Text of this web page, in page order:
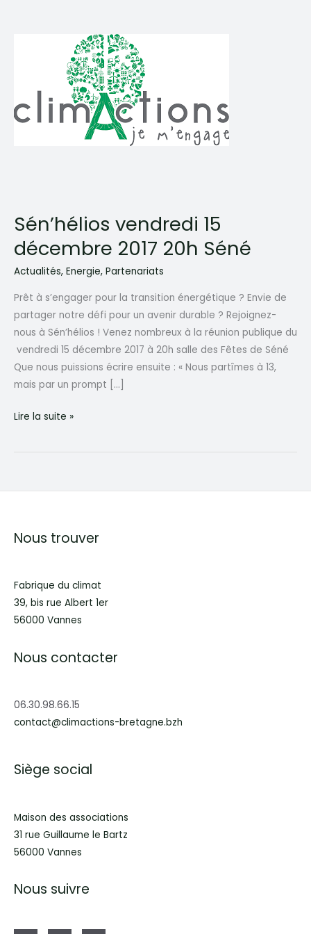
Sén’hélios vendredi 15
décembre 2017 20h Séné
Actualités, Energie, Partenariats
Prêt à s’engager pour la transition énergétique ? Envie de
partager notre défi pour un avenir durable ? Rejoignez-
nous à Sén’hélios ! Venez nombreux à la réunion publique du
vendredi 15 décembre 2017 à 20h salle des Fêtes de Séné
Que nous puissions écrire ensuite : « Nous partîmes à 13,
mais par un prompt […]
Sén’hélios
15
Lire la suite »
Nous trouver
Fabrique du climat
39, bis rue Albert 1er
56000 Vannes
Nous contacter
06.30.98.66.15
contact@climactions-bretagne.bzh
Siège social
Maison des associations
31 rue Guillaume le Bartz
56000 Vannes
Nous suivre